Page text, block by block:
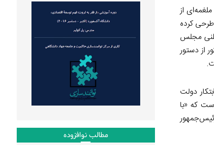
ملغمه‌ای از
آبان تا دی ۱۳۹۹ اقدام به تصویب طرحی کرده
مجلس
از دستور
دولت
که «با
مطالب نوافزوده